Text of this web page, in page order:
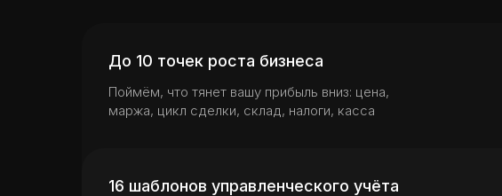
До 10 точек роста бизнеса
Поймём, что тянет вашу прибыль вниз: цена,
маржа, цикл сделки, склад, налоги, касса
16 шаблонов управленческого учёта